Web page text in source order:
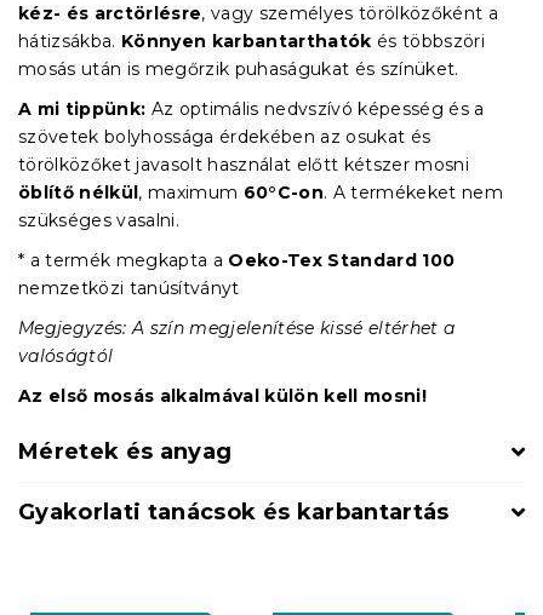
kéz- és arctörlésre, vagy személyes törölközőként a
hátizsákba. Könnyen karbantarthatók és többszöri
mosás után is megőrzik puhaságukat és színüket.
A mi tippünk: Az optimális nedvszívó képesség és a
szövetek bolyhossága érdekében az osukat és
törölközőket javasolt használat előtt kétszer mosni
öblítő nélkül, maximum 60°C-on. A termékeket nem
szükséges vasalni.
* a termék megkapta a Oeko-Tex Standard 100
nemzetközi tanúsítványt
Megjegyzés: A szín megjelenítése kissé eltérhet a
valóságtól
Az első mosás alkalmával külön kell mosni!
Méretek és anyag
Gyakorlati tanácsok és karbantartás